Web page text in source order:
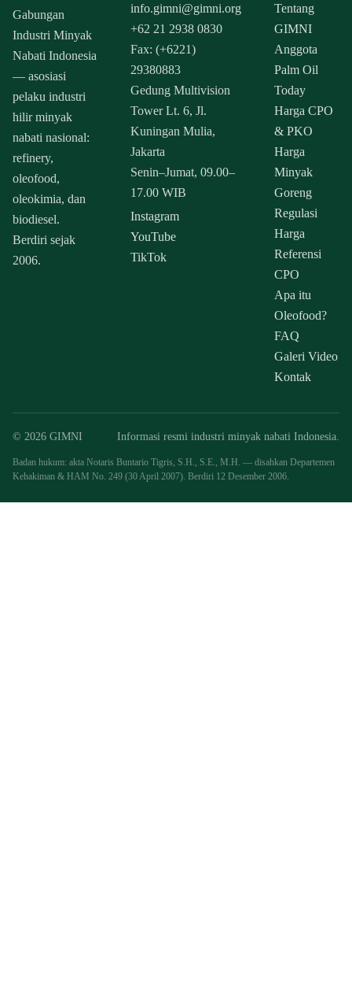
Gabungan
Industri Minyak
Nabati Indonesia
— asosiasi
pelaku industri
hilir minyak
nabati nasional:
refinery,
oleofood,
oleokimia, dan
biodiesel.
Berdiri sejak
2006.
info.gimni@gimni.org
+62 21 2938 0830
Fax: (+6221)
29380883
Gedung Multivision
Tower Lt. 6, Jl.
Kuningan Mulia,
Jakarta
Senin–Jumat, 09.00–
17.00 WIB
Instagram
YouTube
TikTok
Tentang
GIMNI
Anggota
Palm Oil
Today
Harga CPO
& PKO
Harga
Minyak
Goreng
Regulasi
Harga
Referensi
CPO
Apa itu
Oleofood?
FAQ
Galeri Video
Kontak
© 2026 GIMNI Informasi resmi industri minyak nabati Indonesia.
Badan hukum: akta Notaris Buntario Tigris, S.H., S.E., M.H. — disahkan Departemen
Kehakiman & HAM No. 249 (30 April 2007). Berdiri 12 Desember 2006.